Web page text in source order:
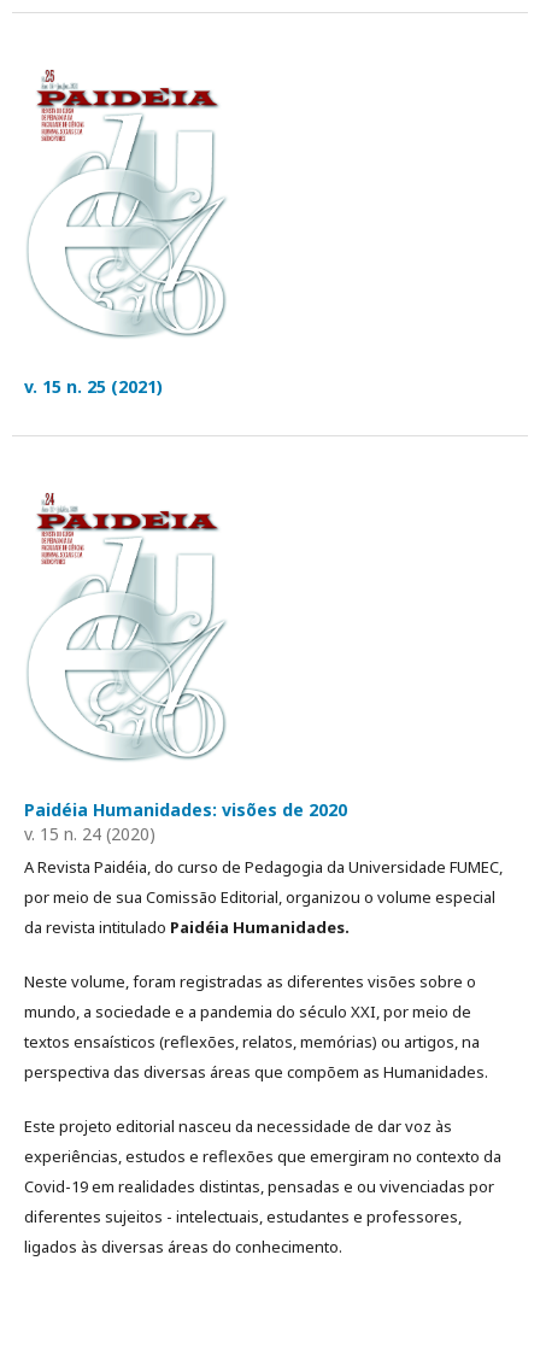
v. 15 n. 25 (2021)
Paidéia Humanidades: visões de 2020
v. 15 n. 24 (2020)
A Revista Paidéia, do curso de Pedagogia da Universidade FUMEC,
por meio de sua Comissão Editorial, organizou o volume especial
da revista intitulado Paidéia Humanidades.
Neste volume, foram registradas as diferentes visões sobre o
mundo, a sociedade e a pandemia do século XXI, por meio de
textos ensaísticos (reflexões, relatos, memórias) ou artigos, na
perspectiva das diversas áreas que compõem as Humanidades.
Este projeto editorial nasceu da necessidade de dar voz às
experiências, estudos e reflexões que emergiram no contexto da
Covid-19 em realidades distintas, pensadas e ou vivenciadas por
diferentes sujeitos - intelectuais, estudantes e professores,
ligados às diversas áreas do conhecimento.